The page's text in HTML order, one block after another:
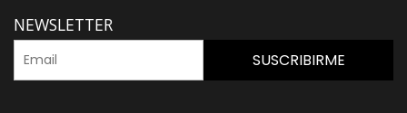
NEWSLETTER
SUSCRIBIRME